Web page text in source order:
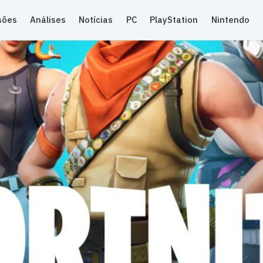
Análises Notícias PC PlayStation Nintendo